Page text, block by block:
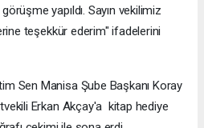
yapıldı. Sayın vekilimiz
teşekkür ederim" ifadelerini
Sen Manisa Şube Başkanı Koray
Erkan Akçay'a kitap hediye